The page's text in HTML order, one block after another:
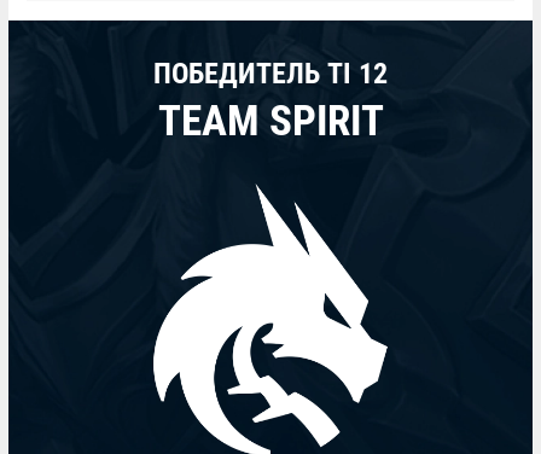
ПОБЕДИТЕЛЬ TI 12
TEAM SPIRIT